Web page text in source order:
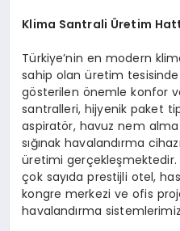
Klima Santrali Üretim
Türkiye’nin en modern
sahip olan üretim tesisinde
gösterilen önemle konfor
santralleri, hijyenik paket
aspiratör, havuz nem
sığınak havalandırma
üretimi gerçekleşmektedir.
çok sayıda prestijli otel,
kongre merkezi ve ofis
havalandırma